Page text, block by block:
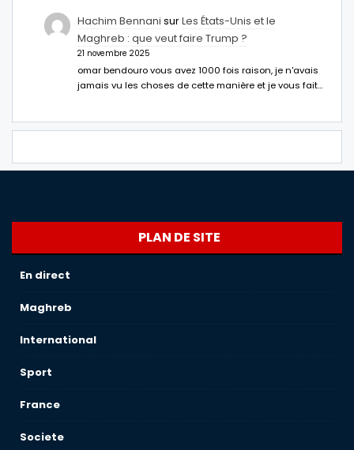
Hachim Bennani surLes États-Unis et le
Maghreb : que veut faire Trump ?
21 novembre 2025
omar bendouro vous avez 1000 fois raison, je n'avais
jamais vu les choses de cette manière et je vous fait…
PLAN DE SITE
En direct
Maghreb
International
Sport
France
Societe